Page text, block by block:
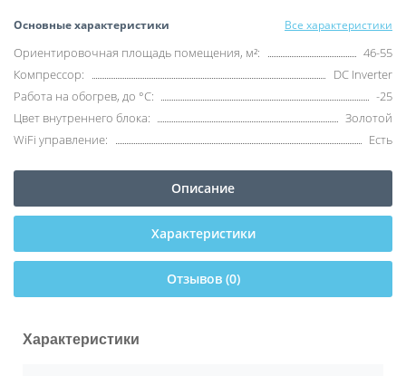
Основные характеристики Все характеристики
Ориентировочная площадь помещения, м²:
46-55
Компрессор:
DC Inverter
Работа на обогрев, до °C:
-25
Цвет внутреннего блока:
Золотой
WiFi управление:
Есть
Описание
Характеристики
Отзывов (0)
Характеристики